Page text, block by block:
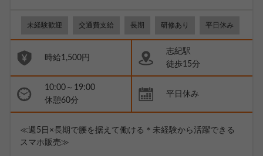
未経験歓迎 交通費支給 長期 研修あり 平日休み
時給1,500円
志紀駅
徒歩15分
10:00～19:00
休憩60分
平日休み
≪週5日×長期で腰を据えて働ける＊未経験から活躍できる
スマホ販売≫